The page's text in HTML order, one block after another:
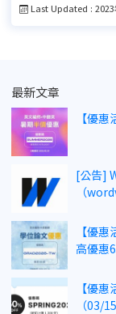
Last Updated : 2023
最新文章
【優
[公告]
（
【優
高優惠
【優
（03/